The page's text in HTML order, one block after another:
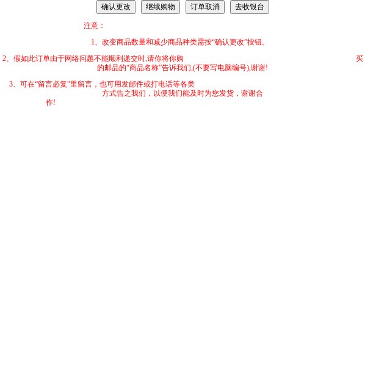
注意：
1、改变商品数量和减少商品种类需按“确认更改”按钮。
2、假如此订单由于网络问题不能顺利递交时,请你将你购 买
的邮品的“商品名称”告诉我们,(不要写电脑编号),谢谢!
3、可在“留言必复”里留言，也可用发邮件或打电话等各类
方式告之我们，以便我们能及时为您发货，谢谢合
作!